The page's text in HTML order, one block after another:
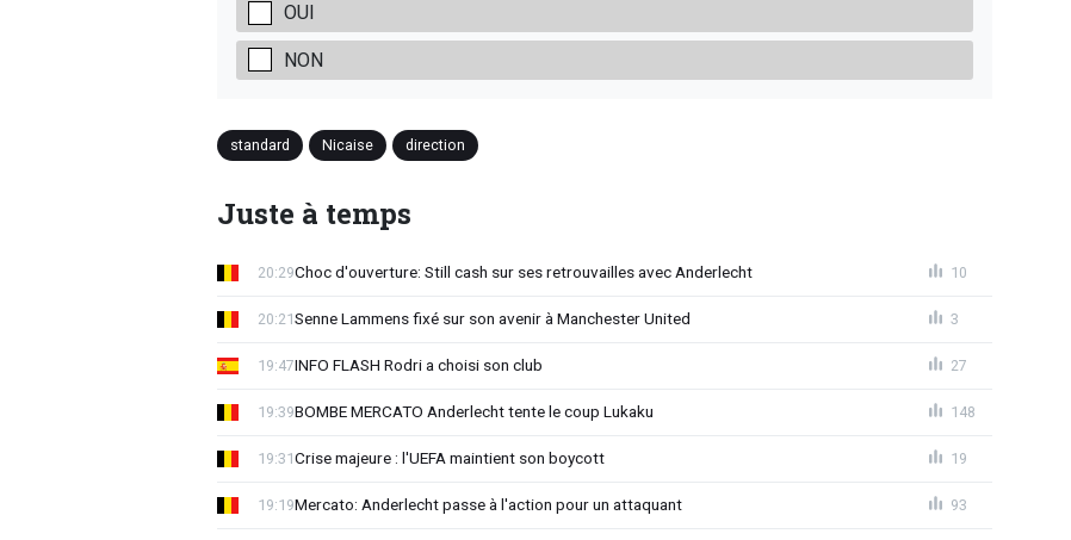
OUI
NON
standard Nicaise direction
Juste à temps
Choc d'ouverture: Still cash sur ses retrouvailles avec Anderlecht
20:29 10
Senne Lammens fixé sur son avenir à Manchester United
20:21 3
INFO FLASH Rodri a choisi son club
19:47 27
BOMBE MERCATO Anderlecht tente le coup Lukaku
19:39 148
Crise majeure : l'UEFA maintient son boycott
19:31 19
Mercato: Anderlecht passe à l'action pour un attaquant
19:19 93